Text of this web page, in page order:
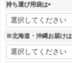
持ち運び用袋は
(
必
須
※北海道・沖縄お届けは